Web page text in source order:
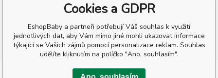
Copyright © 2026 EasyStock s.r.o.
Cookies a GDPR
EshopBaby a partneři potřebují Váš souhlas k využití
jednotlivých dat, aby Vám mimo jiné mohli ukazovat informace
týkající se Vašich zájmů pomocí personalizace reklam. Souhlas
udělíte kliknutím na políčko "Ano, souhlasím".